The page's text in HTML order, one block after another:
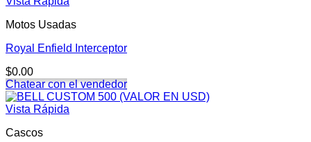
Motos Usadas
Royal Enfield Interceptor
$0.00
Chatear con el vendedor
Vista Rápida
Cascos